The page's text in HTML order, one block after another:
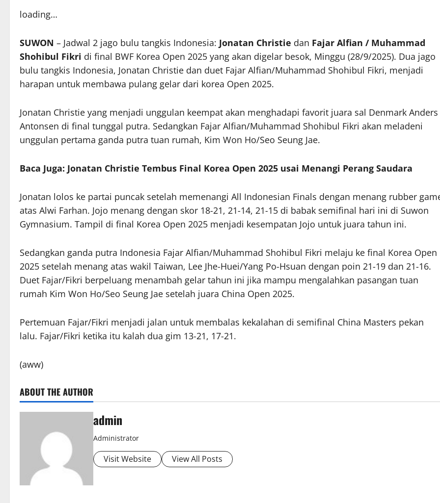
loading…
SUWON – Jadwal 2 jago bulu tangkis Indonesia: Jonatan Christie dan Fajar Alfian / Muhammad
Shohibul Fikri di final BWF Korea Open 2025 yang akan digelar besok, Minggu (28/9/2025). Dua jago
bulu tangkis Indonesia, Jonatan Christie dan duet Fajar Alfian/Muhammad Shohibul Fikri, menjadi
harapan untuk membawa pulang gelar dari korea Open 2025.
Jonatan Christie yang menjadi unggulan keempat akan menghadapi favorit juara sal Denmark Anders
Antonsen di final tunggal putra. Sedangkan Fajar Alfian/Muhammad Shohibul Fikri akan meladeni
unggulan pertama ganda putra tuan rumah, Kim Won Ho/Seo Seung Jae.
Baca Juga: Jonatan Christie Tembus Final Korea Open 2025 usai Menangi Perang Saudara
Jonatan lolos ke partai puncak setelah memenangi All Indonesian Finals dengan menang rubber
atas Alwi Farhan. Jojo menang dengan skor 18-21, 21-14, 21-15 di babak semifinal hari ini di Suwon
Gymnasium. Tampil di final Korea Open 2025 menjadi kesempatan Jojo untuk juara tahun ini.
Sedangkan ganda putra Indonesia Fajar Alfian/Muhammad Shohibul Fikri melaju ke final Korea Open
2025 setelah menang atas wakil Taiwan, Lee Jhe-Huei/Yang Po-Hsuan dengan poin 21-19 dan 21-16.
Duet Fajar/Fikri berpeluang menambah gelar tahun ini jika mampu mengalahkan pasangan tuan
rumah Kim Won Ho/Seo Seung Jae setelah juara China Open 2025.
Pertemuan Fajar/Fikri menjadi jalan untuk membalas kekalahan di semifinal China Masters pekan
lalu. Fajar/Fikri ketika itu kalah dua gim 13-21, 17-21.
(aww)
ABOUT THE AUTHOR
admin
Administrator
Visit Website View All Posts